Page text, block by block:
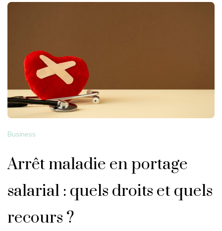
Business
Arrêt maladie en portage
salarial : quels droits et quels
recours ?